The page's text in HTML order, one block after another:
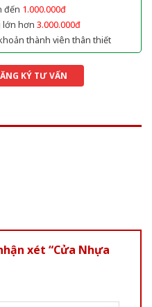
đến 1.000.000đ
lớn hơn 3.000.000đ
thành viên thân thiết
KÝ TƯ VẤN
xét “Cửa Nhựa